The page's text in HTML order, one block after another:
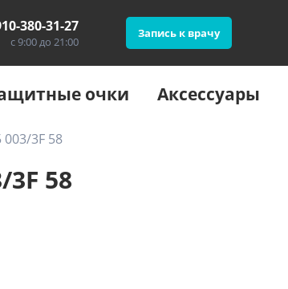
380-31-27
с 9:00 до 21:00
Запись к врачу
очки Аксессуары
3F 58
58